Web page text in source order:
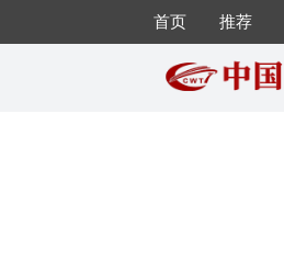
首页 推荐